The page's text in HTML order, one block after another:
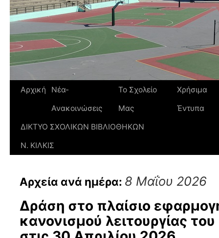
Αρχική
Νέα-
Ανακοινώσεις
Το Σχολείο
Μας
Χρήσιμα
Έντυπα
ΔΙΚΤΥΟ ΣΧΟΛΙΚΩΝ ΒΙΒΛΙΟΘΗΚΩΝ
Ν. ΚΙΛΚΙΣ
Αρχεία ανά ημέρα: 8 Μαΐου 2026
Δράση στο πλαίσιο
κανονισμού λειτουργίας